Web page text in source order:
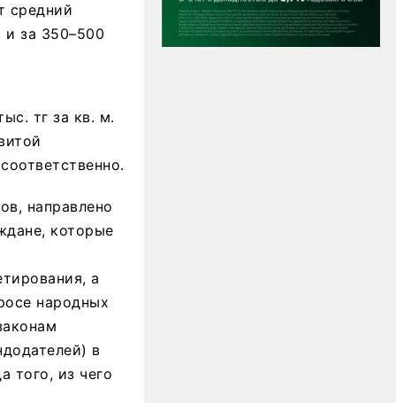
средний
за 350–500
тг за кв. м.
направлено
которые
а
народных
в
того, из чего